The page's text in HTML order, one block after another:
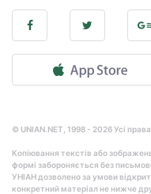
© UNIAN.NET, 1998 - 2026 Усі
Копіювання текстів або
формі забороняється без
УНІАН дозволено за умови
конкретний матеріал не нижче